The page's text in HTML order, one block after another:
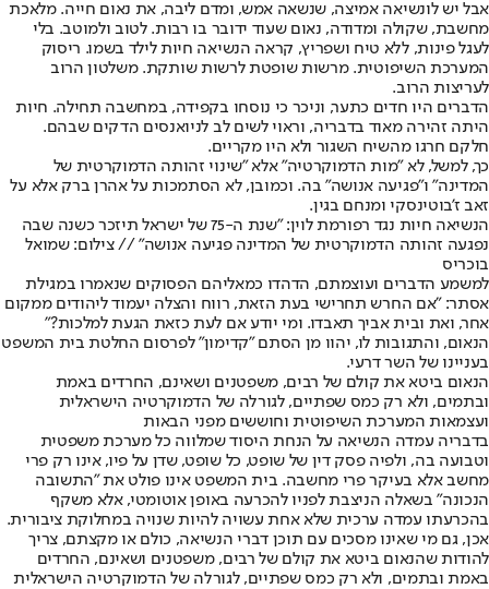
אבל יש לונשיאה אמיצה, שנשאה אמש, ומדם ליבה, את נאום חייה. מלאכת
מחשבת, שקולה ומדודה, נאום שעוד ידובר בו רבות. לטוב ולמוטב. בלי
לעגל פינות, ללא טיח ושפריץ, קראה הנשיאה חיות לילד בשמו. ריסוק
המערכת השיפוטית. מרשות שופטת לרשות שותקת. משלטון הרוב
לעריצות הרוב.
הדברים היו חדים כתער, וניכר כי נוסחו בקפידה, במחשבה תחילה. חיות
היתה זהירה מאוד בדבריה, וראוי לשים לב לניואנסים הדקים שבהם.
חלקם חרגו מהשיח השגור ולא היו מקריים.
כך, למשל, לא "מות הדמוקרטיה" אלא "שינוי זהותה הדמוקרטית של
המדינה" ו"פגיעה אנושה" בה. וכמובן, לא הסתמכות על אהרן ברק אלא על
זאב ז'בוטינסקי ומנחם בגין.
הנשיאה חיות נגד רפורמת לוין: "שנת ה-75 של ישראל תיזכר כשנה שבה
נפגעה זהותה הדמוקרטית של המדינה פגיעה אנושה" // צילום: שמואל
בוכריס
למשמע הדברים ועוצמתם, הדהדו כמאליהם הפסוקים שנאמרו במגילת
אסתר: "אם החרש תחרישי בעת הזאת, רווח והצלה יעמוד ליהודים ממקום
אחר, ואת ובית אביך תאבדו. ומי יודע אם לעת כזאת הגעת למלכות?"
הנאום, והתגובות לו, יהוו מן הסתם "קדימון" לפרסום החלטת בית המשפט
בעניינו של השר דרעי.
הנאום ביטא את קולם של רבים, משפטנים ושאינם, החרדים באמת
ובתמים, ולא רק כמס שפתיים, לגורלה של הדמוקרטיה הישראלית
ועצמאות המערכת השיפוטית וחוששים מפני הבאות
בדבריה עמדה הנשיאה על הנחת היסוד שמלווה כל מערכת משפטית
וטבועה בה, ולפיה פסק דין של שופט, כל שופט, שדן על פיו, אינו רק פרי
מחשב אלא בעיקר פרי מחשבה. בית המשפט אינו פולט את "התשובה
הנכונה" בשאלה הניצבת לפניו להכרעה באופן אוטומטי, אלא משקף
בהכרעתו עמדה ערכית שלא אחת עשויה להיות שנויה במחלוקת ציבורית.
אכן, גם מי שאינו מסכים עם תוכן דברי הנשיאה, כולם או מקצתם, צריך
להודות שהנאום ביטא את קולם של רבים, משפטנים ושאינם, החרדים
באמת ובתמים, ולא רק כמס שפתיים, לגורלה של הדמוקרטיה הישראלית